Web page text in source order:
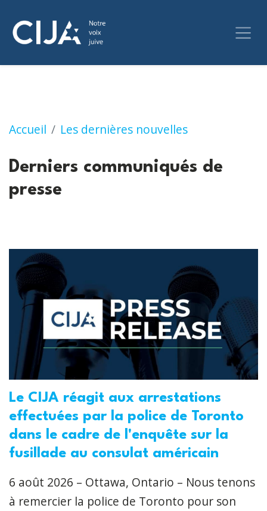
Accueil Les dernières nouvelles
Communiqués de presse
Derniers communiqués de
presse
Le CIJA réagit aux arrestations
effectuées par la police de Toronto
dans le cadre de l'enquête sur la
fusillade au consulat américain
6 août 2026 – Ottawa, Ontario – Nous tenons
à remercier la police de Toronto pour son